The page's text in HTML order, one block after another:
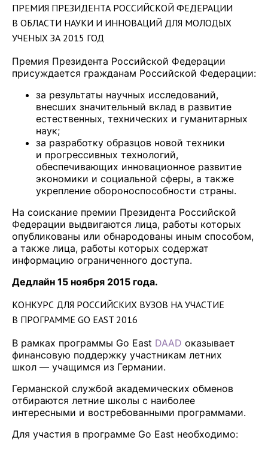
ПРЕМИЯ ПРЕЗИДЕНТА РОССИЙСКОЙ ФЕДЕРАЦИИ
В ОБЛАСТИ НАУКИ И ИННОВАЦИЙ ДЛЯ МОЛОДЫХ
УЧЕНЫХ ЗА 2015 ГОД
Премия Президента Российской Федерации
присуждается гражданам Российской Федерации:
за результаты научных исследований,
внесших значительный вклад в развитие
естественных, технических и гуманитарных
наук;
за разработку образцов новой техники
и прогрессивных технологий,
обеспечивающих инновационное развитие
экономики и социальной сферы, а также
укрепление обороноспособности страны.
На соискание премии Президента Российской
Федерации выдвигаются лица, работы которых
опубликованы или обнародованы иным способом,
а также лица, работы которых содержат
информацию ограниченного доступа.
Дедлайн 15 ноября 2015 года.
КОНКУРС ДЛЯ РОССИЙСКИХ ВУЗОВ НА УЧАСТИЕ
В ПРОГРАММЕ GO EAST 2016
В рамках программы Go East DAAD оказывает
финансовую поддержку участникам летних
школ — учащимся из Германии.
Германской службой академических обменов
отбираются летние школы с наиболее
интересными и востребованными программами.
Для участия в программе Go East необходимо: